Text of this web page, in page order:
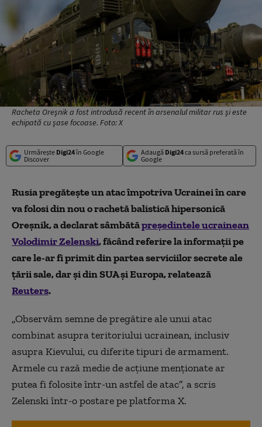
Racheta Oreşnik a fost introdusă recent în arsenalul militar rus şi este
echipată cu şase focoase. Foto: X
Urmărește Digi24în Google
Discover
Adaugă Digi24ca sursă preferată în
Google
Rusia pregăteşte un atac împotriva Ucrainei în care
va folosi din nou o rachetă balistică hipersonică
Oreşnik, a declarat sâmbătăpreşedintele ucrainean
Volodimir Zelenski, făcând referire la informaţii pe
care le-ar fi primit din partea serviciilor secrete ale
ţării sale, dar şi din SUA şi Europa, relatează
Reuters.
„Observăm semne de pregătire ale unui atac
combinat asupra teritoriului ucrainean, inclusiv
asupra Kievului, cu diferite tipuri de armament.
Armele cu rază medie de acţiune menţionate ar
putea fi folosite într-un astfel de atac”, a scris
Zelenski într-o postare pe platforma X.